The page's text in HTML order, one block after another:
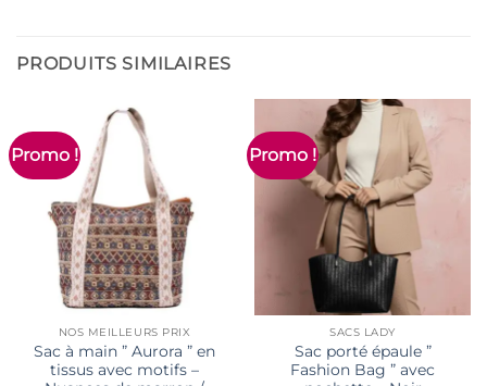
PRODUITS SIMILAIRES
Promo !
NOS MEILLEURS PRIX
Sac à main ” Aurora ” en
tissus avec motifs –
Promo !
SACS LADY
Sac porté épaule ”
Fashion Bag ” avec